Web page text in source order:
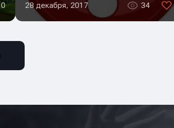
0 28 декабря, 2017 34